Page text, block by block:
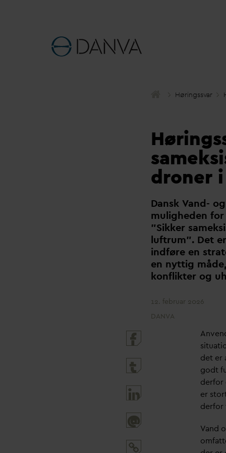
Høringssvar
droner
Dansk Vand-
muligheden
”Sikker
luftrum”. Det
indføre en
en nyttig
konflikter og
12. februar 2026
DANVA
@
det er
godt
derfor
er
derfor
Vand